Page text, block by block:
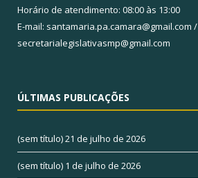
Horário de atendimento: 08:00 às 13:00
E-mail: santamaria.pa.camara@gmail.com /
secretarialegislativasmp@gmail.com
ÚLTIMAS PUBLICAÇÕES
(sem título)21 de julho de 2026
(sem título) 1 de julho de 2026